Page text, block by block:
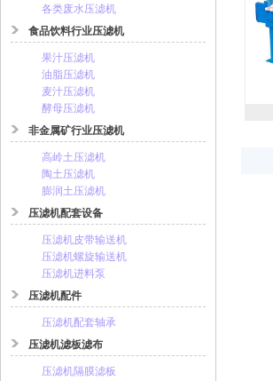
各类废水压滤机
食品饮料行业压滤机
果汁压滤机
油脂压滤机
麦汁压滤机
酵母压滤机
非金属矿行业压滤机
高岭土压滤机
陶土压滤机
膨润土压滤机
压滤机配套设备
压滤机皮带输送机
压滤机螺旋输送机
压滤机进料泵
压滤机配件
压滤机配套轴承
压滤机滤板滤布
压滤机隔膜滤板